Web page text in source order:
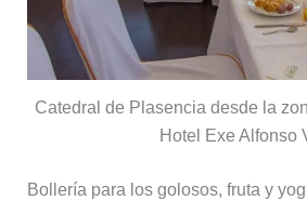
Catedral de Plasencia desde la
Hotel Exe Alfonso
Bollería para los golosos, fruta y